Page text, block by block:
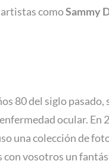
comoSammy
80 del siglo
ocular. En
una colección de
vosotros un